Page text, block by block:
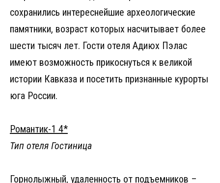
сохранились интереснейшие археологические
памятники, возраст которых насчитывает более
шести тысяч лет. Гости отеля Адиюх Пэлас
имеют возможность прикоснуться к великой
истории Кавказа и посетить признанные курорты
юга России.
Романтик-1 4*
Тип отеля Гостиница
Горнолыжный, удаленность от подъемников –